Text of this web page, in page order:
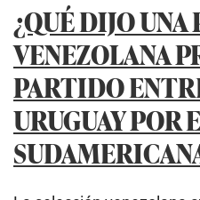
¿QUÉ DIJO
VENEZOLANA
PARTIDO
URUGUAY